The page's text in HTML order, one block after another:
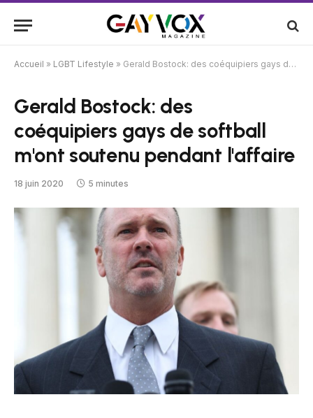
Accueil » LGBT Lifestyle » Gerald Bostock: des coéquipiers gays de softball m'ont soutenu pendant l'affaire
Gerald Bostock: des
coéquipiers gays de softball
m'ont soutenu pendant l'affaire
18 juin 2020 5 minutes